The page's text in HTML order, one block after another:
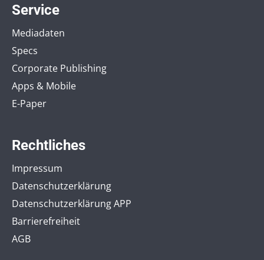
Service
Mediadaten
Specs
Corporate Publishing
Apps & Mobile
E-Paper
Rechtliches
Impressum
Datenschutzerklärung
Datenschutzerklärung APP
Barrierefreiheit
AGB